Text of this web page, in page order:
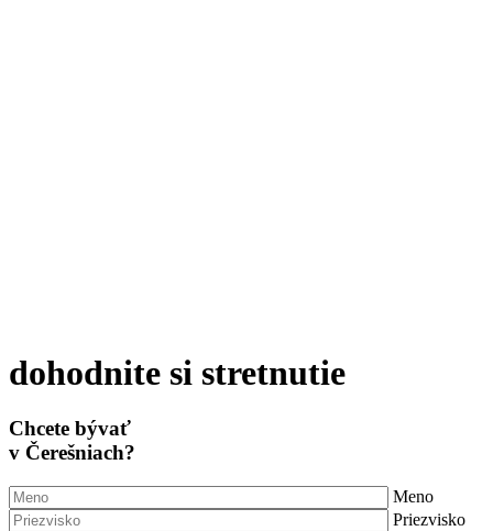
dohodnite si stretnutie
Chcete bývať
v Čerešniach?
Meno
Priezvisko